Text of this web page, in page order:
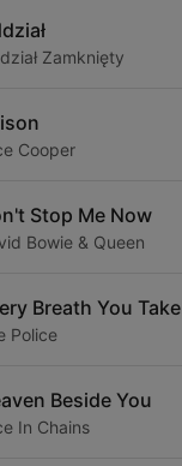
Zamknięty
Cooper
Stop Me Now
Bowie & Queen
Breath You Take
Police
Beside You
In Chains